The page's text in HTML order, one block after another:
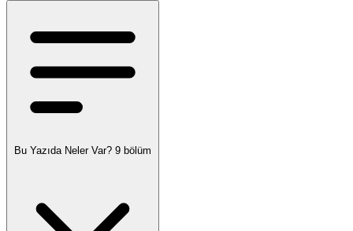
Bu Yazıda Neler Var? 9 bölüm